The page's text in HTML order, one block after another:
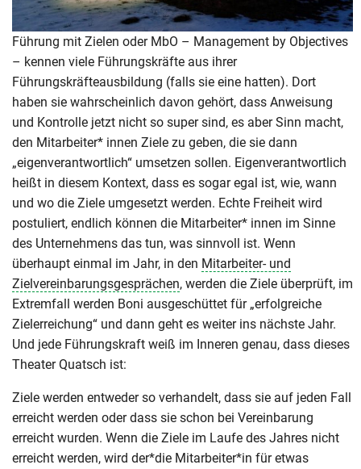
Führung mit Zielen oder MbO – Management by Objectives
– kennen viele Führungskräfte aus ihrer
Führungskräfteausbildung (falls sie eine hatten). Dort
haben sie wahrscheinlich davon gehört, dass Anweisung
und Kontrolle jetzt nicht so super sind, es aber Sinn macht,
den Mitarbeiter* innen Ziele zu geben, die sie dann
„eigenverantwortlich“ umsetzen sollen. Eigenverantwortlich
heißt in diesem Kontext, dass es sogar egal ist, wie, wann
und wo die Ziele umgesetzt werden. Echte Freiheit wird
postuliert, endlich können die Mitarbeiter* innen im Sinne
des Unternehmens das tun, was sinnvoll ist. Wenn
überhaupt einmal im Jahr, in den Mitarbeiter- und
Zielvereinbarungsgesprächen, werden die Ziele überprüft, im
Extremfall werden Boni ausgeschüttet für „erfolgreiche
Zielerreichung“ und dann geht es weiter ins nächste Jahr.
Und jede Führungskraft weiß im Inneren genau, dass dieses
Theater Quatsch ist:
Ziele werden entweder so verhandelt, dass sie auf jeden Fall
erreicht werden oder dass sie schon bei Vereinbarung
erreicht wurden. Wenn die Ziele im Laufe des Jahres nicht
erreicht werden, wird der*die Mitarbeiter*in für etwas